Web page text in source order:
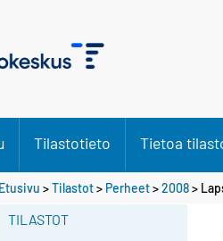
Tilastotieto Tietoa
Etusivu >Tilastot> Perheet>2008>
TILASTOT